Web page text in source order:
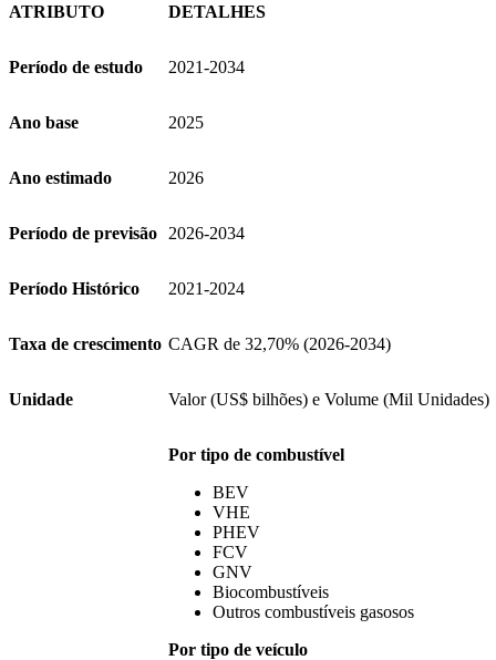
ATRIBUTO DETALHES
Período de estudo 2021-2034
Ano base 2025
Ano estimado 2026
Período de previsão 2026-2034
Período Histórico 2021-2024
Taxa de crescimento CAGR de 32,70% (2026-2034)
Unidade Valor (US$ bilhões) e Volume (Mil Unidades)
Por tipo de combustível
BEV
VHE
PHEV
FCV
GNV
Biocombustíveis
Outros combustíveis gasosos
Por tipo de veículo